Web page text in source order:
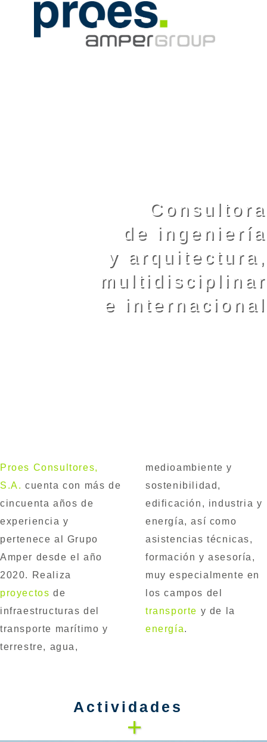
Consultora
de ingeniería
y arquitectura,
multidisciplinar
e internacional
Proes Consultores,
S.A. cuenta con más de
cincuenta años de
experiencia y
pertenece al Grupo
Amper desde el año
2020. Realiza
proyectos de
infraestructuras del
transporte marítimo y
terrestre, agua,
medioambiente y
sostenibilidad,
edificación, industria y
energía, así como
asistencias técnicas,
formación y asesoría,
muy especialmente en
los campos del
transporte y de la
energía.
Actividades
+